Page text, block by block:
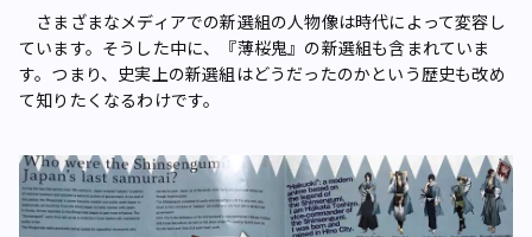
さまざまなメディアでの新選組の人物像は時代によって変容し
ています。そうした中に、『薄桜鬼』の新選組も含まれていま
す。つまり、史実上の新選組はどうだったのかという歴史も改め
て知りたくなるわけです。